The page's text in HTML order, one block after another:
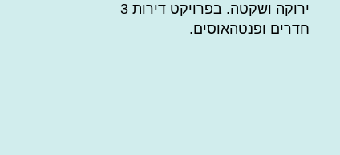
ירוקה ושקטה. בפרויקט דירות 3
חדרים ופנטהאוסים.